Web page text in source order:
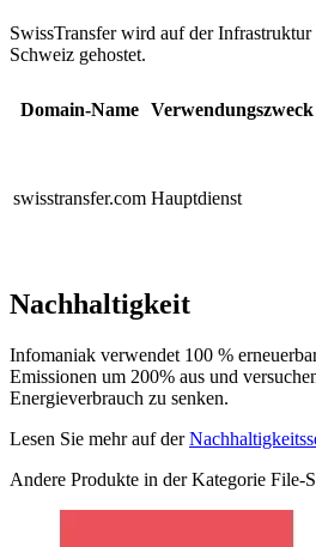
SwissTransfer wird auf der
Schweiz gehostet.
Domain-Name Verwendungszweck
swisstransfer.com Hauptdienst
Nachhaltigkeit
Infomaniak verwendet 100 %
Emissionen um 200% aus und
Energieverbrauch zu senken.
Lesen Sie mehr auf der
Andere Produkte in der Kategorie File-